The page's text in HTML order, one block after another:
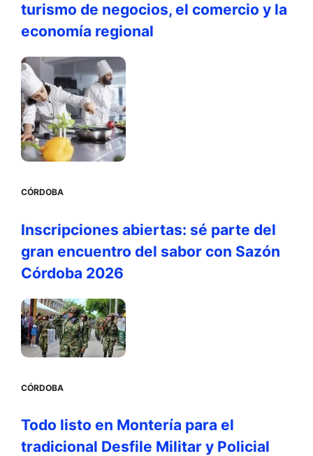
turismo de negocios, el comercio y la
economía regional
CÓRDOBA
Inscripciones abiertas: sé parte del
gran encuentro del sabor con Sazón
Córdoba 2026
CÓRDOBA
Todo listo en Montería para el
tradicional Desfile Militar y Policial